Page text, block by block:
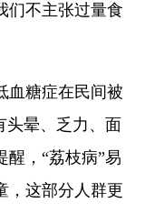
们不主张过量食
糖症在民间被
头晕、乏力、面
醒，“荔枝病”易
，这部分人群更